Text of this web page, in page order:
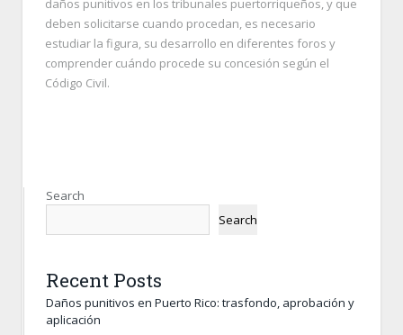
daños punitivos en los tribunales puertorriqueños, y que
deben solicitarse cuando procedan, es necesario
estudiar la figura, su desarrollo en diferentes foros y
comprender cuándo procede su concesión según el
Código Civil.
Search
Search
Recent Posts
Daños punitivos en Puerto Rico: trasfondo, aprobación y
aplicación